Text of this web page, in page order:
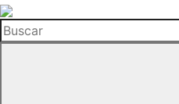
La
Hemeroteca
del
Buscar